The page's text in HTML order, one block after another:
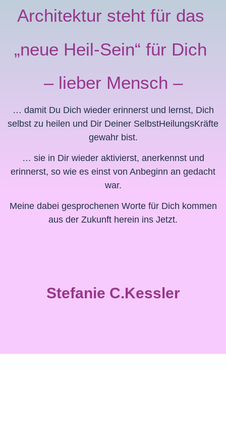
Architektur steht für das
„neue Heil-Sein“ für Dich
– lieber Mensch –
… damit Du Dich wieder erinnerst und lernst, Dich
selbst zu heilen und Dir Deiner SelbstHeilungsKräfte
gewahr bist.
… sie in Dir wieder aktivierst, anerkennst und
erinnerst, so wie es einst von Anbeginn an gedacht
war.
Meine dabei gesprochenen Worte für Dich kommen
aus der Zukunft herein ins Jetzt.
Stefanie C.Kessler